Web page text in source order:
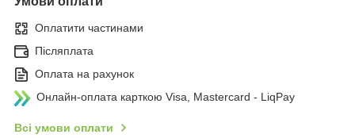
Оплатити частинами
Післяплата
Оплата на рахунок
Онлайн-оплата карткою Visa, Mastercard - LiqPay
Всі умови оплати